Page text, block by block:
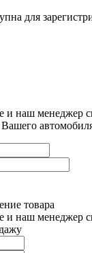
для
наш менеджер
товара
наш менеджер